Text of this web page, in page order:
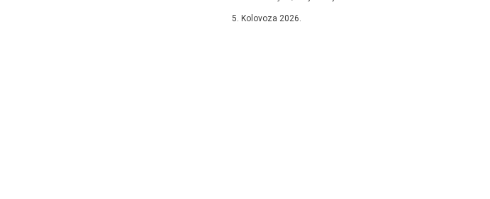
5. Kolovoza 2026.